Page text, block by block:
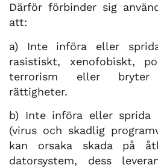
Därför förbinder sig
att:
a)
Inte införa eller
rasistiskt, xenofobiskt,
terrorism eller bryter
rättigheter.
b)
Inte införa eller sprida
(virus och skadlig
kan orsaka skada på
datorsystem, dess